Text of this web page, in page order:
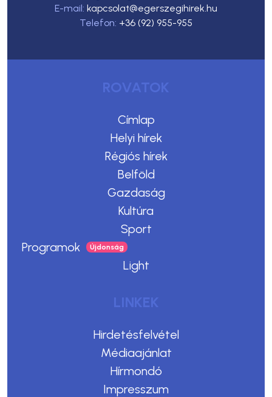
E-mail: kapcsolat@egerszegihirek.hu
Telefon: +36 (92) 955-955
ROVATOK
Címlap
Helyi hírek
Régiós hírek
Belföld
Gazdaság
Kultúra
Sport
Programok
Light
LINKEK
Hirdetésfelvétel
Médiaajánlat
Hírmondó
Impresszum